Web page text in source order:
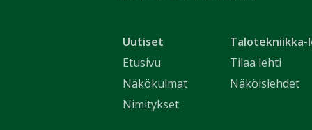
Uutiset
Etusivu
Näkökulmat
Nimitykset
Talotekniikka-
Tilaa lehti
Näköislehdet